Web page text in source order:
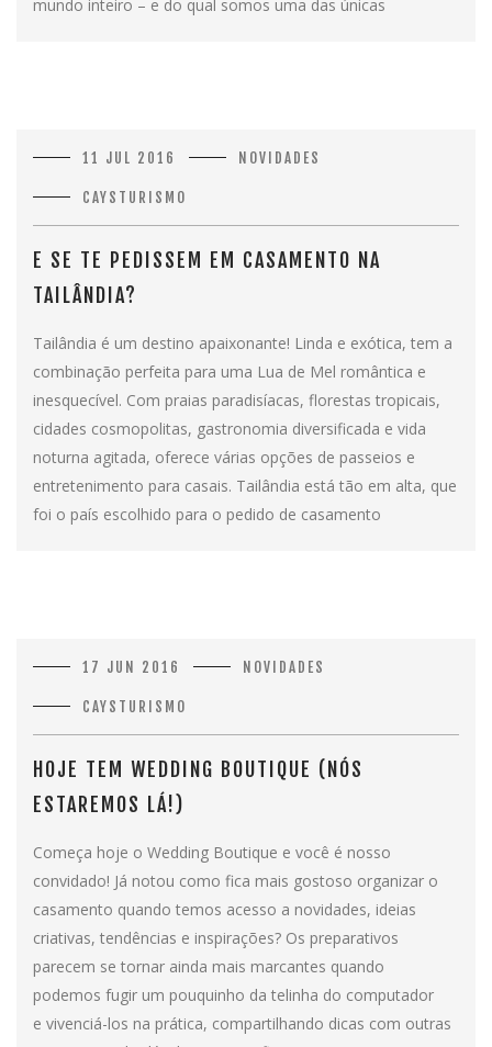
mundo inteiro – e do qual somos uma das únicas
11 JUL 2016 NOVIDADES
CAYSTURISMO
E SE TE PEDISSEM EM CASAMENTO NA
TAILÂNDIA?
Tailândia é um destino apaixonante! Linda e exótica, tem a
combinação perfeita para uma Lua de Mel romântica e
inesquecível. Com praias paradisíacas, florestas tropicais,
cidades cosmopolitas, gastronomia diversificada e vida
noturna agitada, oferece várias opções de passeios e
entretenimento para casais. Tailândia está tão em alta, que
foi o país escolhido para o pedido de casamento
17 JUN 2016 NOVIDADES
CAYSTURISMO
HOJE TEM WEDDING BOUTIQUE (NÓS
ESTAREMOS LÁ!)
Começa hoje o Wedding Boutique e você é nosso
convidado! Já notou como fica mais gostoso organizar o
casamento quando temos acesso a novidades, ideias
criativas, tendências e inspirações? Os preparativos
parecem se tornar ainda mais marcantes quando
podemos fugir um pouquinho da telinha do computador
e vivenciá-los na prática, compartilhando dicas com outras